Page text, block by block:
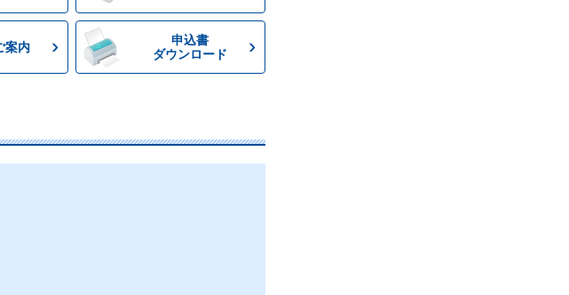
案内
申込書
ダウンロード